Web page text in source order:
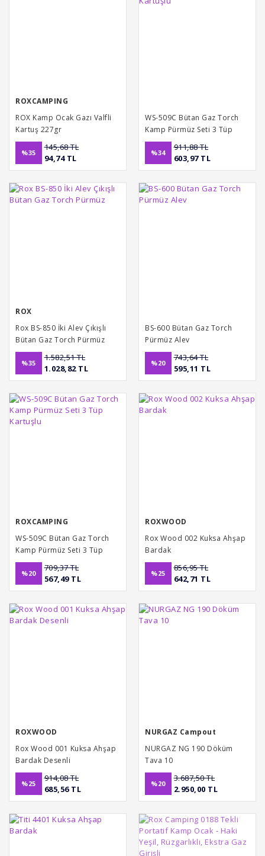
ROXCAMPING
ROX Kamp Ocak Gazı Valfli
Kartuş 227gr
%35
145,68 TL
94,74 TL
WS-509C Bütan Gaz Torch
Kamp Pürmüz Seti 3 Tüp
Kartuşlu
%34
911,88 TL
603,97 TL
ROX
Rox BS-850 İki Alev Çıkışlı
Bütan Gaz Torch Pürmüz
%35
1.582,51 TL
1.028,82 TL
BS-600 Bütan Gaz Torch
Pürmüz Alev
%20
743,64 TL
595,11 TL
ROXCAMPING
WS-509C Bütan Gaz Torch
Kamp Pürmüz Seti 3 Tüp
Kartuşlu
%20
709,37 TL
567,49 TL
ROXWOOD
Rox Wood 002 Kuksa Ahşap
Bardak
%25
856,95 TL
642,71 TL
ROXWOOD
Rox Wood 001 Kuksa Ahşap
Bardak Desenli
%25
914,08 TL
685,56 TL
NURGAZ Campout
NURGAZ NG 190 Döküm
Tava 10
%20
3.687,50 TL
2.950,00 TL